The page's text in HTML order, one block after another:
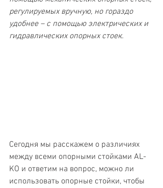
регулируемых вручную, но гораздо
удобнее – с помощью электрических и
гидравлических опорных стоек.
Сегодня мы расскажем о различиях
между всеми опорными стойками AL-
KO и ответим на вопрос, можно ли
использовать опорные стойки, чтобы